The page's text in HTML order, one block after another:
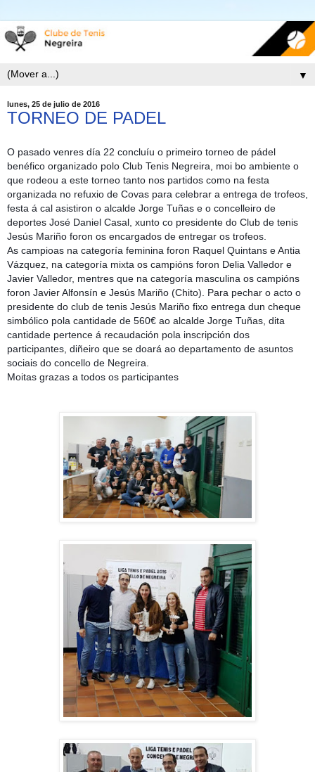
▼
lunes, 25 de julio de 2016
TORNEO DE PADEL
O pasado venres día 22 concluíu o primeiro torneo de pádel
benéfico organizado polo Club Tenis Negreira, moi bo ambiente o
que rodeou a este torneo tanto nos partidos como na festa
organizada no refuxio de Covas para celebrar a entrega de trofeos,
festa á cal asistiron o alcalde Jorge Tuñas e o concelleiro de
deportes José Daniel Casal, xunto co presidente do Club de tenis
Jesús Mariño foron os encargados de entregar os trofeos.
As campioas na categoría feminina foron Raquel Quintans e Antia
Vázquez, na categoría mixta os campións foron Delia Valledor e
Javier Valledor, mentres que na categoría masculina os campións
foron Javier Alfonsín e Jesús Mariño (Chito). Para pechar o acto o
presidente do club de tenis Jesús Mariño fixo entrega dun cheque
simbólico pola cantidade de 560€ ao alcalde Jorge Tuñas, dita
cantidade pertence á recaudación pola inscripción dos
participantes, diñeiro que se doará ao departamento de asuntos
sociais do concello de Negreira.
Moitas grazas a todos os participantes